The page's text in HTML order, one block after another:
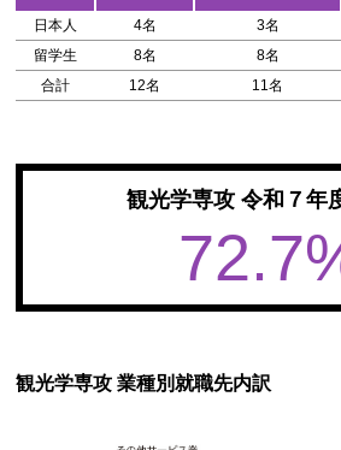
日本人 4名 3名
留学生
8名 8名
合計
12名 11名
観光学専攻 令和７年
観光学専攻 業種別就職先内訳